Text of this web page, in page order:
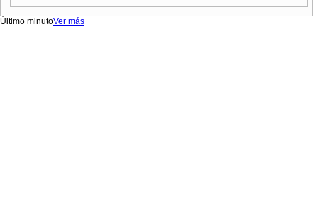
Último minutoVer más